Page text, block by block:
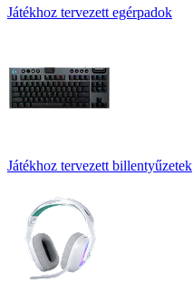
Játékhoz tervezett egérpadok
Játékhoz tervezett billentyűzetek